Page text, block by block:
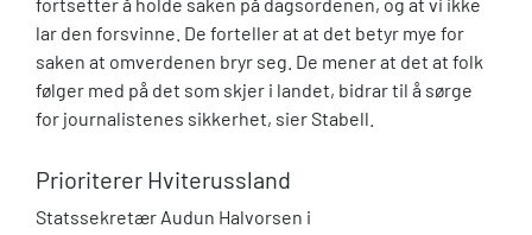
lar den forsvinne. De forteller at at det betyr mye for
saken at omverdenen bryr seg. De mener at det at folk
følger med på det som skjer i landet, bidrar til å sørge
for journalistenes sikkerhet, sier Stabell.
Prioriterer Hviterussland
Statssekretær Audun Halvorsen i